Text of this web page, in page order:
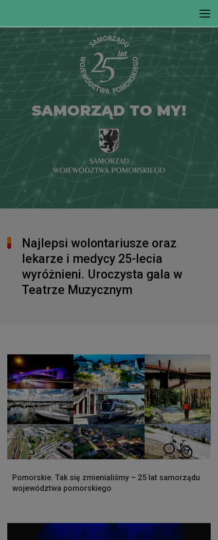
SAMORZĄD TO MY!
Najlepsi wolontariusze oraz
lekarze i medycy 25-lecia
wyróżnieni. Uroczysta gala w
Teatrze Muzycznym
Pomorskie. Tak się zmienialiśmy – 25 lat samorządu
województwa pomorskiego